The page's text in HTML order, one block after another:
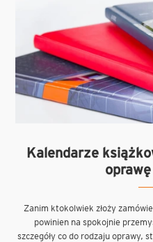
Kalendarze
Zanim ktokolwiek złoży
powinien na spokojnie
szczegóły co do rodzaju oprawy,